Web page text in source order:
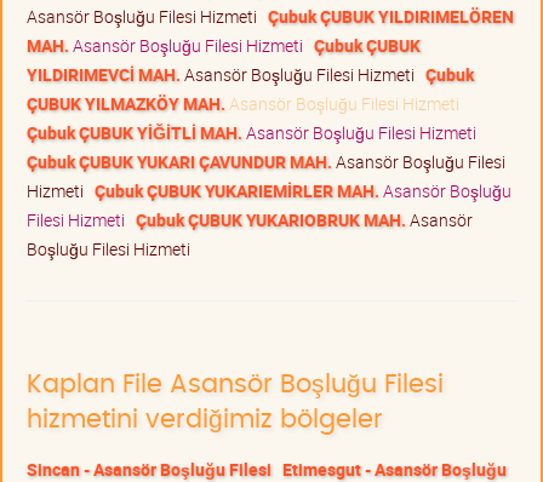
Asansör Boşluğu Filesi Hizmeti Çubuk ÇUBUK YILDIRIMELÖREN
MAH. Asansör Boşluğu Filesi Hizmeti Çubuk ÇUBUK
YILDIRIMEVCİ MAH. Asansör Boşluğu Filesi Hizmeti Çubuk
ÇUBUK YILMAZKÖY MAH. Asansör Boşluğu Filesi Hizmeti
Çubuk ÇUBUK YİĞİTLİ MAH. Asansör Boşluğu Filesi Hizmeti
Çubuk ÇUBUK YUKARI ÇAVUNDUR MAH. Asansör Boşluğu Filesi
Hizmeti Çubuk ÇUBUK YUKARIEMİRLER MAH. Asansör Boşluğu
Filesi Hizmeti Çubuk ÇUBUK YUKARIOBRUK MAH. Asansör
Boşluğu Filesi Hizmeti
Kaplan File Asansör Boşluğu Filesi
hizmetini verdiğimiz bölgeler
Sincan - Asansör Boşluğu Filesi Etimesgut - Asansör Boşluğu